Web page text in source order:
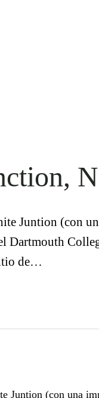
Juntion (con
Dartmouth
de…
Juntion (con una